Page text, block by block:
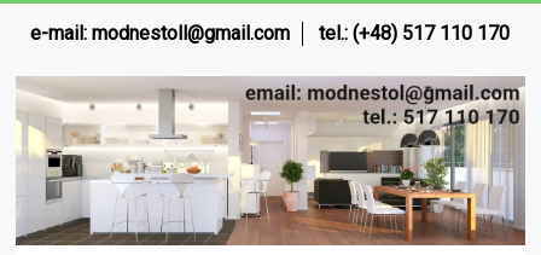
e-mail:modnestoll@gmail.com tel.: (+48) 517 110 170